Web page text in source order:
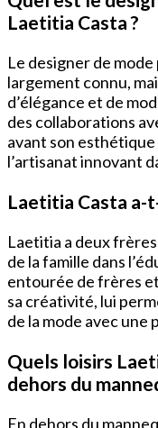
Laetitia Casta ?
Le designer de
largement connu,
d’élégance et de
des collaborations
avant son
l’artisanat innovant
Laetitia Casta a-
Laetitia a deux
de la famille dans
entourée de frères
sa créativité, lui
de la mode avec
Quels loisirs
dehors du
En dehors du